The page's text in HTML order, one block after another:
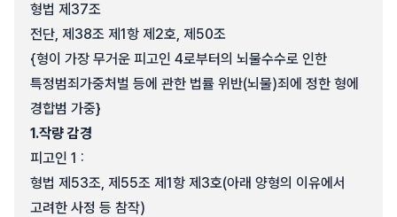
형법 제37조
전단, 제38조 제1항 제2호, 제50조
{형이 가장 무거운 피고인 4로부터의 뇌물수수로 인한
특정범죄가중처벌 등에 관한 법률 위반(뇌물)죄에 정한 형에
경합범 가중}
1.작량 감경
피고인 1 :
형법 제53조, 제55조 제1항 제3호(아래 양형의 이유에서
고려한 사정 등 참작)